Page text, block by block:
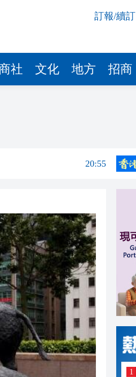
訂報/續訂
社 文化 地方 招商
20:40
20:39
20:42
20:40
20:39
21:08
任
21:04
20:55
20:42
20:42